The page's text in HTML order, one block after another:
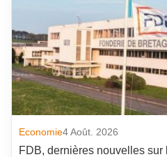
Economie4 Août. 2026
FDB, dernières nouvelles sur